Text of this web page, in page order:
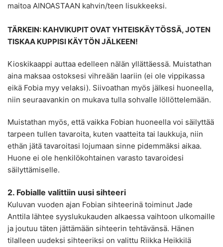
maitoa AINOASTAAN kahvin/teen lisukkeeksi.
TÄRKEIN: KAHVIKUPIT OVAT YHTEISKÄYTÖSSÄ, JOTEN
TISKAA KUPPISI KÄYTÖN JÄLKEEN!
Kioskikaappi auttaa edelleen nälän yllättäessä. Muistathan
aina maksaa ostoksesi vihreään laariin (ei ole vippikassa
eikä Fobia myy velaksi). Siivoathan myös jälkesi huoneella,
niin seuraavankin on mukava tulla sohvalle löllöttelemään.
Muistathan myös, että vaikka Fobian huoneella voi säilyttää
tarpeen tullen tavaroita, kuten vaatteita tai laukkuja, niin
ethän jätä tavaroitasi lojumaan sinne pidemmäksi aikaa.
Huone ei ole henkilökohtainen varasto tavaroidesi
säilyttämiselle.
2. Fobialle valittiin uusi sihteeri
Kuluvan vuoden ajan Fobian sihteerinä toiminut Jade
Anttila lähtee syyslukukauden alkaessa vaihtoon ulkomaille
ja joutuu täten jättämään sihteerin tehtävänsä. Hänen
tilalleen uudeksi sihteeriksi on valittu Riikka Heikkilä